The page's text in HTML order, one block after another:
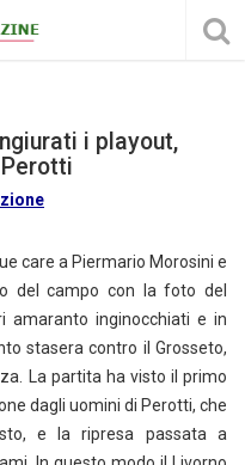
i playout,
care a Piermario Morosini e
del campo con la foto del
amaranto inginocchiati e in
stasera contro il Grosseto,
La partita ha visto il primo
dagli uomini di Perotti, che
e la ripresa passata a